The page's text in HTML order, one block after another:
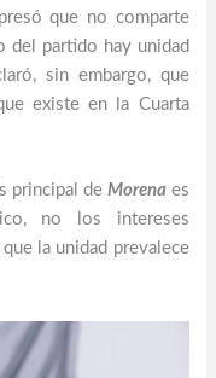
que no comparte
del partido hay unidad
sin embargo, que
existe en la Cuarta
principal de Morenaes
no los intereses
la unidad prevalece